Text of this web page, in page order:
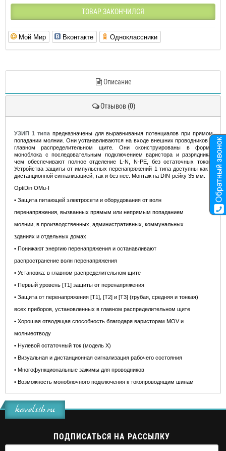
ТОВАР ЗАКОНЧИЛСЯ
Мой Мир Вконтакте Одноклассники
Описание
Отзывов (0)
УЗИП 1 типапредназначены для выравнивания потенциалов при прямом
попадании молнии. Они устанавливаются на входе внешних проводников в
главном распределительном щите. Они сконструированы в форме
моноблока с последовательным подключением варистора и разрядника,
чем обеспечивают полное отделение L-N, N-PE, без остаточных токов.
Устройства защиты от импульсных перенапряжений 1 типа доступны как с
дистанционной сигнализацией, так и без нее. Монтаж на DIN-рейку 35 мм.
OptiDin OMu-I
• Защита питающей электросети и оборудования от волн
перенапряжения, вызванных прямым или непрямым попаданием
молнии, в производственных, административных, коммунальных
зданиях и отдельных домах
• Понижают энергию перенапряжения и останавливают
распространение волн перенапряжения
• Установка: в главном распределительном щите
• Первый уровень [Т1] защиты от перенапряжения
• Защита от перенапряжения [Т1], [T2] и [T3] (грубая, средняя и тонкая)
всех приборов, установленных в главном распределительном щите
• Хорошая отводящая способность благодаря варисторам MOV и
молниеотводу
• Нулевой остаточный ток (модель X)
• Визуальная и дистанционная сигнализация рабочего состояния
• Многофункциональные зажимы для проводников
• Возможность моноблочного подключения к токопроводящим шинам
kavelsib.ru
ПОДПИСАТЬСЯ НА РАССЫЛКУ